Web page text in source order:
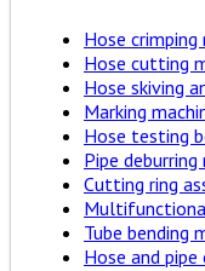
Hose crimping
Hose cutting
Hose skiving
Marking
Hose testing
Pipe deburring
Cutting ring
Tube bending
Hose and pipe